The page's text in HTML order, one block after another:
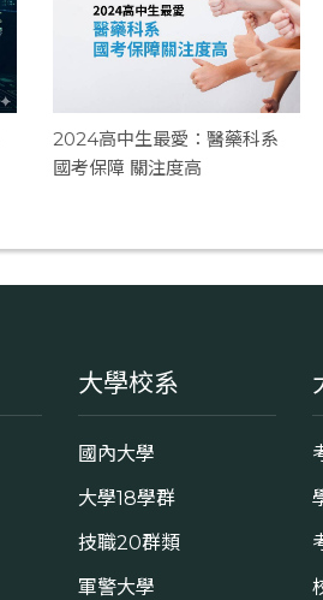
2024高中生最愛：醫藥科系
國考保障 關注度高
大學校系
國內大學
大學18學群
技職20群類
軍警大學